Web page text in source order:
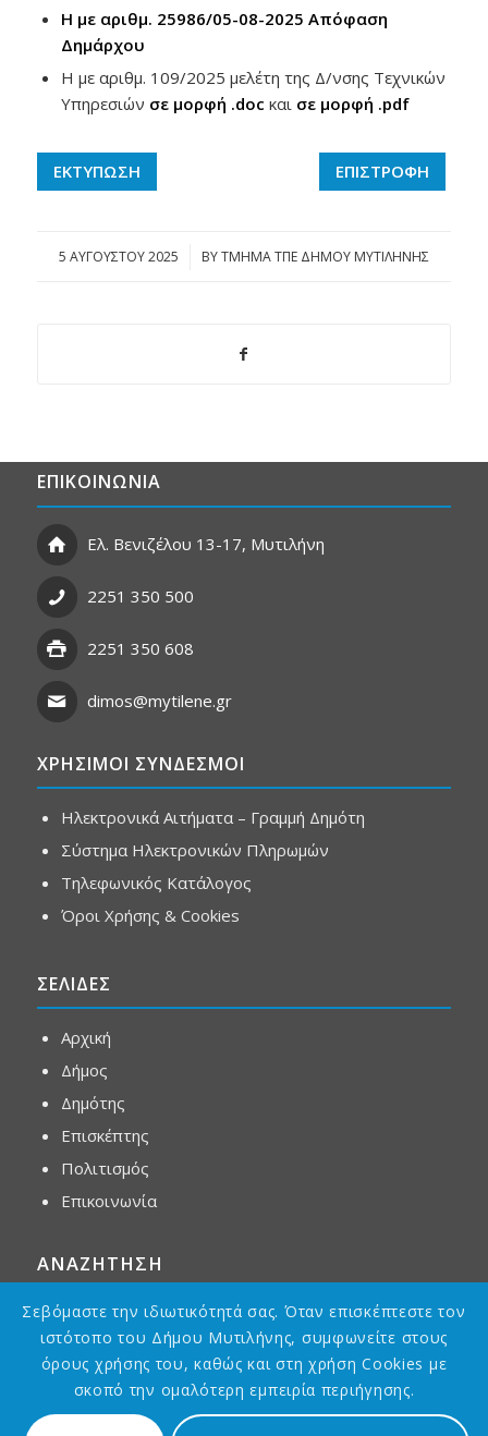
Η με αριθμ. 25986/05-08-2025 Απόφαση
Δημάρχου
Η με αριθμ. 109/2025 μελέτη της Δ/νσης Τεχνικών
Υπηρεσιών σε μορφή .doc και σε μορφή .pdf
ΕΚΤΥΠΩΣΗ ΕΠΙΣΤΡΟΦΗ
5 ΑΥΓΟΎΣΤΟΥ 2025
/ BYΤΜΗΜΑ ΤΠΕ ΔΗΜΟΥ ΜΥΤΙΛΗΝΗΣ
ΕΠΙΚΟΙΝΩΝΙΑ
Ελ. Βενιζέλου 13-17, Μυτιλήνη
2251 350 500
2251 350 608
dimos@mytilene.gr
ΧΡΗΣΙΜΟΙ ΣΥΝΔΕΣΜΟΙ
Ηλεκτρονικά Αιτήματα – Γραμμή Δημότη
Σύστημα Ηλεκτρονικών Πληρωμών
Τηλεφωνικός Κατάλογος
Όροι Χρήσης & Cookies
ΣΕΛΙΔΕΣ
Αρχική
Δήμος
Δημότης
Επισκέπτης
Πολιτισμός
Επικοινωνία
ΑΝΑΖΗΤΗΣΗ
Σεβόμαστε την ιδιωτικότητά σας. Όταν επισκέπτεστε τον
ιστότοπο του Δήμου Μυτιλήνης, συμφωνείτε στους
όρους χρήσης του, καθώς και στη χρήση Cookies με
σκοπό την ομαλότερη εμπειρία περιήγησης.